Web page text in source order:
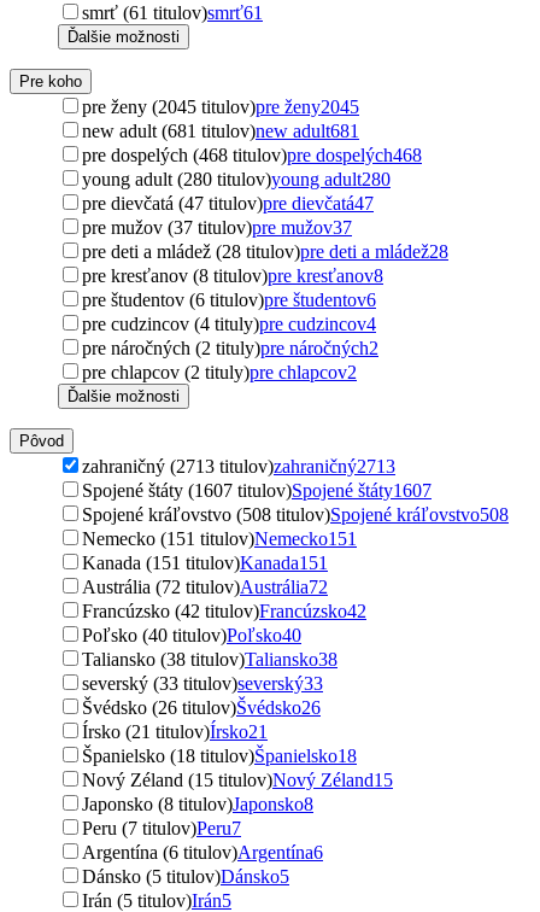
smrť (61 titulov)smrť61
Ďalšie možnosti
Pre koho
pre ženy (2045 titulov)pre ženy2045
new adult (681 titulov)new adult681
pre dospelých (468 titulov)pre dospelých468
young adult (280 titulov)young adult280
pre dievčatá (47 titulov)pre dievčatá47
pre mužov (37 titulov)pre mužov37
pre deti a mládež (28 titulov)pre deti a mládež28
pre kresťanov (8 titulov)pre kresťanov8
pre študentov (6 titulov)pre študentov6
pre cudzincov (4 tituly)pre cudzincov4
pre náročných (2 tituly)pre náročných2
pre chlapcov (2 tituly)pre chlapcov2
Ďalšie možnosti
Pôvod
zahraničný (2713 titulov)zahraničný2713
Spojené štáty (1607 titulov)Spojené štáty1607
Spojené kráľovstvo (508 titulov)Spojené kráľovstvo508
Nemecko (151 titulov)Nemecko151
Kanada (151 titulov)Kanada151
Austrália (72 titulov)Austrália72
Francúzsko (42 titulov)Francúzsko42
Poľsko (40 titulov)Poľsko40
Taliansko (38 titulov)Taliansko38
severský (33 titulov)severský33
Švédsko (26 titulov)Švédsko26
Írsko (21 titulov)Írsko21
Španielsko (18 titulov)Španielsko18
Nový Zéland (15 titulov)Nový Zéland15
Japonsko (8 titulov)Japonsko8
Peru (7 titulov)Peru7
Argentína (6 titulov)Argentína6
Dánsko (5 titulov)Dánsko5
Irán (5 titulov)Irán5